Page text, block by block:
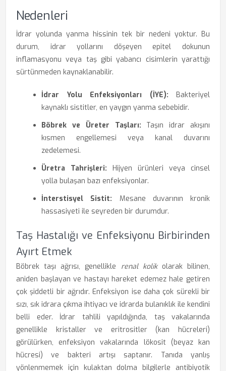
Nedenleri
İdrar yolunda yanma hissinin tek bir nedeni yoktur. Bu
durum, idrar yollarını döşeyen epitel dokunun
inflamasyonu veya taş gibi yabancı cisimlerin yarattığı
sürtünmeden kaynaklanabilir.
İdrar Yolu Enfeksiyonları (İYE): Bakteriyel
kaynaklı sistitler, en yaygın yanma sebebidir.
Böbrek ve Üreter Taşları: Taşın idrar akışını
kısmen engellemesi veya kanal duvarını
zedelemesi.
Üretra Tahrişleri: Hijyen ürünleri veya cinsel
yolla bulaşan bazı enfeksiyonlar.
İnterstisyel Sistit: Mesane duvarının kronik
hassasiyeti ile seyreden bir durumdur.
Taş Hastalığı ve Enfeksiyonu Birbirinden
Ayırt Etmek
Böbrek taşı ağrısı, genellikle renal kolikolarak bilinen,
aniden başlayan ve hastayı hareket edemez hale getiren
çok şiddetli bir ağrıdır. Enfeksiyon ise daha çok sürekli bir
sızı, sık idrara çıkma ihtiyacı ve idrarda bulanıklık ile kendini
belli eder. İdrar tahlili yapıldığında, taş vakalarında
genellikle kristaller ve eritrositler (kan hücreleri)
görülürken, enfeksiyon vakalarında lökosit (beyaz kan
hücresi) ve bakteri artışı saptanır. Tanıda yanlış
yönlenmemek için kulaktan dolma bilgilerle antibiyotik